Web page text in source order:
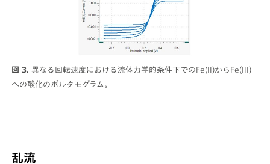
図 3. 異なる回転速度における流体力学的条件下でのFe(II)からFe(III)
への酸化のボルタモグラム。
乱流